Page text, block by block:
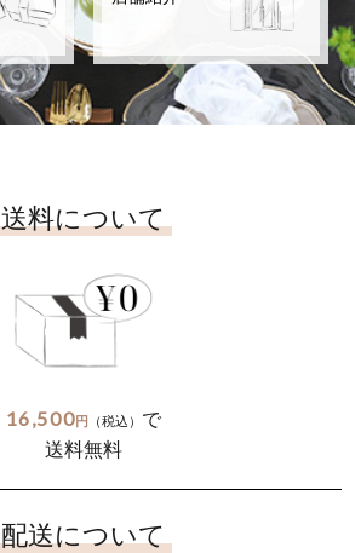
送料について
16,500円 （税込） で
送料無料
配送について